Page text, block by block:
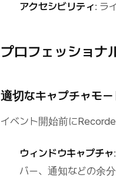
アクセシビリティ: ラ
プロフェッショナ
適切なキャプチャモ
イベント開始前に
ウィンドウキャプチャ
バー、通知などの余